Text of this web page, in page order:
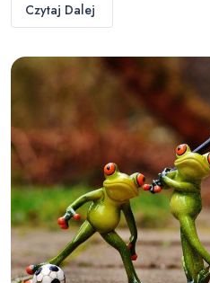
Czytaj Dalej